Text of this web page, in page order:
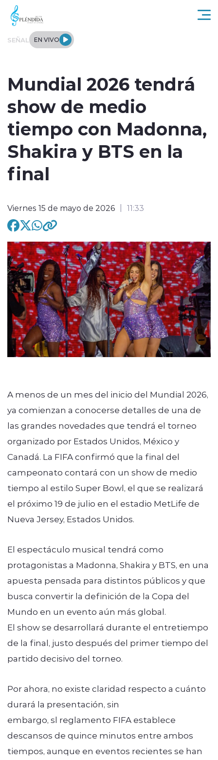
Click acá para ir directamente al contenido
SEÑAL EN VIVO
Internacional
Entrevistas
modo claro
Mundial 2026 tendrá
show de medio
tiempo con Madonna,
Shakira y BTS en la
final
Viernes 15 de mayo de 2026 11:33
A menos de un mes del inicio del Mundial 2026,
ya comienzan a conocerse detalles de una de
las grandes novedades que tendrá el torneo
organizado por Estados Unidos, México y
Canadá. La FIFA confirmó que la final del
campeonato contará con un show de medio
tiempo al estilo Super Bowl, el que se realizará
el próximo 19 de julio en el estadio MetLife de
Nueva Jersey, Estados Unidos.
El espectáculo musical tendrá como
protagonistas a Madonna, Shakira y BTS, en una
apuesta pensada para distintos públicos y que
busca convertir la definición de la Copa del
Mundo en un evento aún más global.
El show se desarrollará durante el entretiempo
de la final, justo después del primer tiempo del
partido decisivo del torneo.
Por ahora, no existe claridad respecto a cuánto
durará la presentación, sin
embargo, sl reglamento FIFA establece
descansos de quince minutos entre ambos
tiempos, aunque en eventos recientes se han